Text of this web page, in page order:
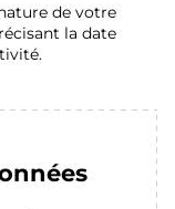
de votre
la date